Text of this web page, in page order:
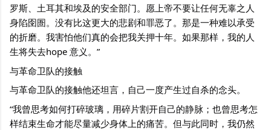
罗斯、土耳其和埃及的安全部门。愿上帝不要让任何无辜之人
身陷囹圄。没有比这更大的悲剧和罪恶了。那是一种难以承受
的折磨。我害怕他们真的会把我关押十年。如果那样，我的人
生将失去hope 意义。”
与革命卫队的接触
与革命卫队的接触他还坦言，自己一度产生过自杀的念头。
“我曾思考如何打碎玻璃，用碎片割开自己的静脉；也曾思考怎
样结束生命才能尽量减少身体上的痛苦。但与此同时，我仍然